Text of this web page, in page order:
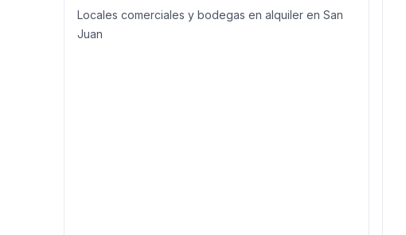
Locales comerciales y bodegas en alquiler en San
Juan